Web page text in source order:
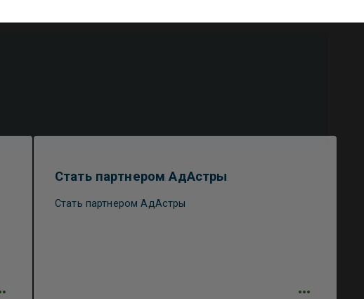
Стать партнером АдАстры
Стать партнером АдАстры